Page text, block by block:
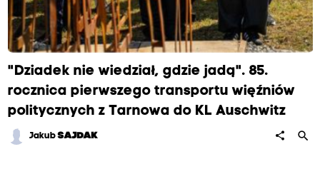
"Dziadek nie wiedział, gdzie jadą". 85.
rocznica pierwszego transportu więźniów
politycznych z Tarnowa do KL Auschwitz
JakubSAJDAK share search